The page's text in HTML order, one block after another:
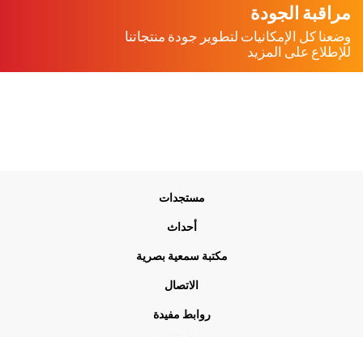
مراقبة الجودة
وضعنا كل الإمكانيات لتطوير جودة منتجاتنا
للإطلاع على المزيد
مستجدات
أحداث
مكتبة سمعية بصرية
الاتصال
روابط مفيدة